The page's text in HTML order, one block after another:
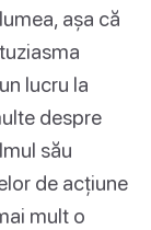
așa că
lucru la
despre
său
de acțiune
mult o